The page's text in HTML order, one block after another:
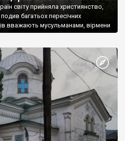
світу прийняла християнство,
багатьох пересічних
вважають мусульманами, вірмени